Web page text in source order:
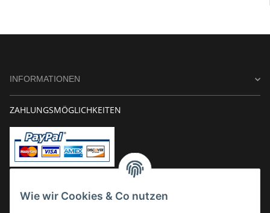
Wie wir Cookies & Co nutzen
INFORMATIONEN
ZAHLUNGSMÖGLICHKEITEN